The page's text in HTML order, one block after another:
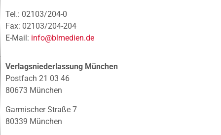
Tel.: 02103/204-0
Fax: 02103/204-204
E-Mail: info@blmedien.de
Verlagsniederlassung München
Postfach 21 03 46
80673 München
Garmischer Straße 7
80339 München